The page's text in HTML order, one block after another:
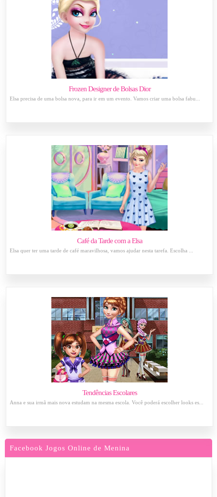
Frozen Designer de Bolsas Dior
Elsa precisa de uma bolsa nova, para ir em um evento. Vamos criar uma bolsa fabu...
Café da Tarde com a Elsa
Elsa quer ter uma tarde de café maravilhosa, vamos ajudar nesta tarefa. Escolha ...
Tendências Escolares
Anna e sua irmã mais nova estudam na mesma escola. Você poderá escolher looks es...
Facebook Jogos Online de Menina